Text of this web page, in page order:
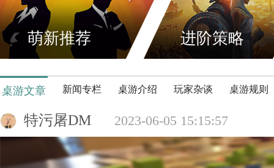
萌新推荐 进阶策略
桌游文章 新闻专栏 桌游介绍 玩家杂谈 桌游规则
特污屠DM 2023-06-05 15:15:57